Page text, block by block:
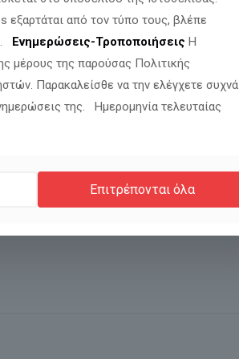
από τον τύπο τους, βλέπε
Ενημερώσεις-Τροποποιήσεις Η
μέρους της παρούσας Πολιτικής
Παρακαλείσθε να την ελέγχετε συχνά
της. Ημερομηνία τελευταίας
Επιτρέπονται όλα